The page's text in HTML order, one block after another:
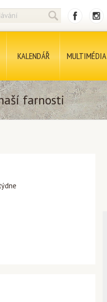
KALENDÁŘ MULTIMÉDIA
farnosti